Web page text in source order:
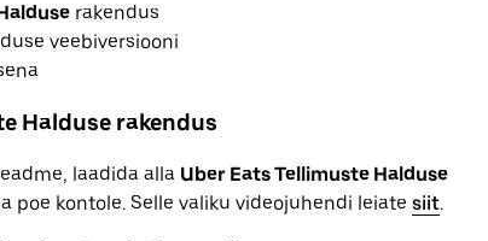
rakendus
veebiversiooni
Halduse rakendus
laadida alla Uber Eats Tellimuste Halduse
poe kontole. Selle valiku videojuhendi leiate siit.